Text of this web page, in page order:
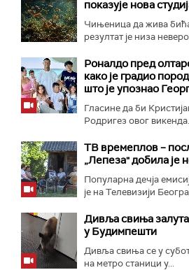
показује нова
Чињеница да жива
резултат је низа
Роналдо пред
како је градио
што је упознао
Гласине да би
Родригез овог
ТВ времеплов –
„Лепеза" добила је
Популарна дечја
је на Телевизији
Дивља свиња
у Будимпешти
Дивља свиња се у
на метро станици у...